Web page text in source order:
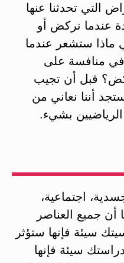
التي تحدثنا عنها
عندما نركض أو
ماذا ستشعر عندما
كيلو متر في منافسة على
قبل أن تجيب
أننا نعاني من
الرياضيين بشيء.
اجتماعية،
أن جميع العناصر
سيئة فإنها ستؤثر
سيئة فإنها